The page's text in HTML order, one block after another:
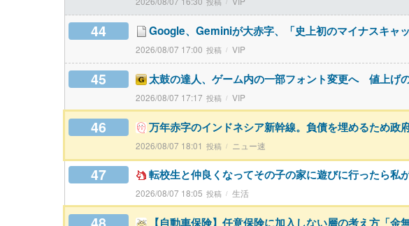
44 Google、Geminiが大赤字、「史上初のマイナスキャ
2026/08/07 17:00 VIP
45 太鼓の達人、ゲーム内の一部フォント変更へ 値上げ
2026/08/07 17:17 VIP
46 万年赤字のインドネシア新幹線。負債を埋めるため政
2026/08/07 18:01 ニュー速
47 転校生と仲良くなってその子の家に遊びに行ったら私
2026/08/07 18:05 生活
【自動車保険】任意保険に加入しない層の考え方「金